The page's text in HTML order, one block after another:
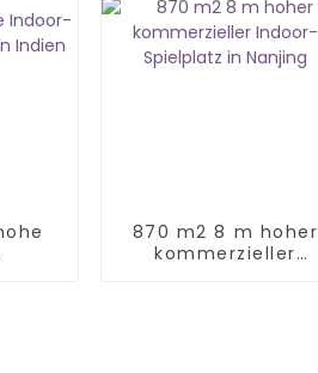
870 m2 8 m hoher
kommerzieller